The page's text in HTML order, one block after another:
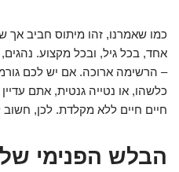
כמו שאמרנו, זהו מיתוס חביב אך
אחד, בכל גיל, ובכל מקצוע.
– הרשימה ארוכה. אם יש לכם
כלשהו, או נטייה גנטית, אתם
חיים חיים ללא מקלדת. לכן,
הבלש הפנימי